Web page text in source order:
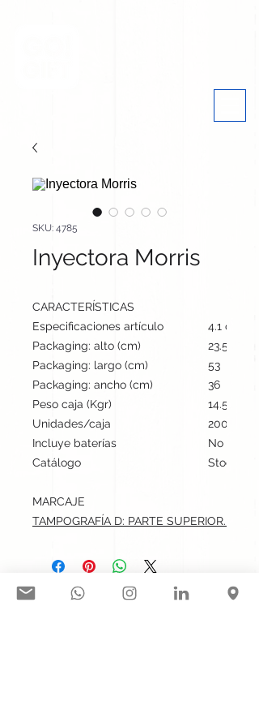
SKU: 4785
Inyectora Morris
CARACTERÍSTICAS
Especificaciones artículo
4.1 cm /
Packaging: alto (cm)
23.5
Packaging: largo (cm)
53
Packaging: ancho (cm)
36
Peso caja (Kgr)
14.5
Unidades/caja
200
Incluye baterías
No
Catálogo
Stock
MARCAJE
TAMPOGRAFÍA D: PARTE SUPERIOR.max:
Síguenos en nuestras redes